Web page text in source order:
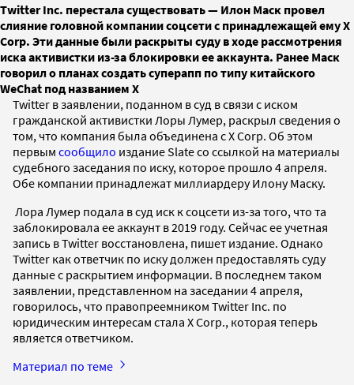
Twitter Inc. перестала существовать — Илон Маск провел
слияние головной компании соцсети с принадлежащей ему X
Corp. Эти данные были раскрыты суду в ходе рассмотрения
иска активистки из-за блокировки ее аккаунта. Ранее Маск
говорил о планах создать суперапп по типу китайского
WeChat под названием X
Twitter в заявлении, поданном в суд в связи с иском
гражданской активистки Лоры Лумер, раскрыл сведения о
том, что компания была объединена с X Corp. Об этом
первым сообщило издание Slate со ссылкой на материалы
судебного заседания по иску, которое прошло 4 апреля.
Обе компании принадлежат миллиардеру Илону Маску.
Лора Лумер подала в суд иск к соцсети из-за того, что та
заблокировала ее аккаунт в 2019 году. Сейчас ее учетная
запись в Twitter восстановлена, пишет издание. Однако
Twitter как ответчик по иску должен предоставлять суду
данные с раскрытием информации. В последнем таком
заявлении, представленном на заседании 4 апреля,
говорилось, что правопреемником Twitter Inc. по
юридическим интересам стала X Corp., которая теперь
является ответчиком.
Материал по теме